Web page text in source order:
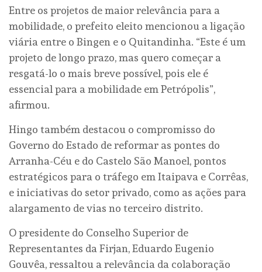
Entre os projetos de maior relevância para a
mobilidade, o prefeito eleito mencionou a ligação
viária entre o Bingen e o Quitandinha. “Este é um
projeto de longo prazo, mas quero começar a
resgatá-lo o mais breve possível, pois ele é
essencial para a mobilidade em Petrópolis”,
afirmou.
Hingo também destacou o compromisso do
Governo do Estado de reformar as pontes do
Arranha-Céu e do Castelo São Manoel, pontos
estratégicos para o tráfego em Itaipava e Corrêas,
e iniciativas do setor privado, como as ações para
alargamento de vias no terceiro distrito.
O presidente do Conselho Superior de
Representantes da Firjan, Eduardo Eugenio
Gouvêa, ressaltou a relevância da colaboração